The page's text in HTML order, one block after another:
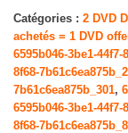
Roi
Lion
-
Edition
simple
Catégories : 2 DVD
achetés = 1 DVD
6595b046-3be1-44f7-
8f68-
7b61c6ea875b_301,
6595b046-3be1-44f7-
8f68-